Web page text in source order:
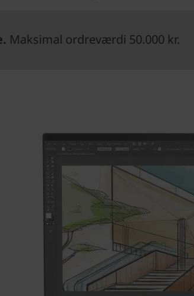
Maksimal ordreværdi 50.000 kr.